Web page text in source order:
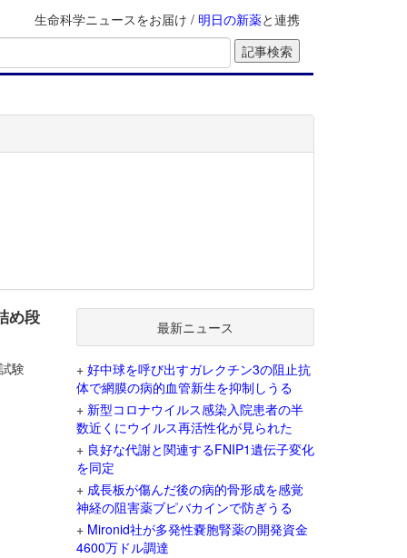
生命科学ニュースをお届け / 明日の新薬と連携
め段
験
最新ニュース
+ 好中球を呼び出すガレクチン3の阻止抗
体で網膜の病的血管新生を抑制しうる
+ 新型コロナウイルス感染入院患者の半
数近くにウイルス再活性化が見られた
+ 良好な代謝と関連するFNIP1遺伝子変化
を同定
+ 成長板が傷んだ後の病的骨形成を感覚
神経の阻害薬ブピバカインで防ぎうる
+ Mironid社が多発性嚢胞腎薬の開発資金
4600万ドル調達